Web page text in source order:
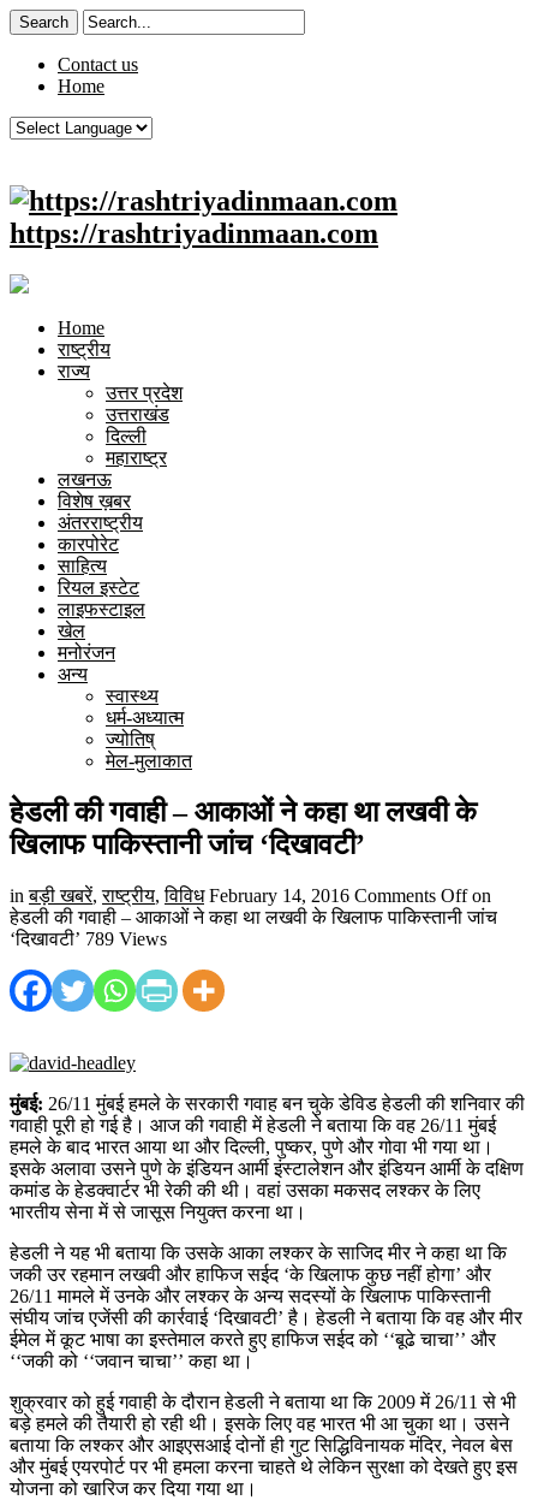
Contact us
Home
https://rashtriyadinmaan.com
Home
राष्ट्रीय
राज्य
उत्तर प्रदेश
उत्तराखंड
दिल्ली
महाराष्ट्र
लखनऊ
विशेष ख़बर
अंतरराष्ट्रीय
कारपोरेट
साहित्य
रियल इस्टेट
लाइफस्टाइल
खेल
मनोरंजन
अन्य
स्वास्थ्य
धर्म-अध्यात्म
ज्योतिष्
मेल-मुलाकात
हेडली की गवाही – आकाओं ने कहा था लखवी के
खिलाफ पाकिस्तानी जांच ‘दिखावटी’
inबड़ी खबरें,राष्ट्रीय,विविध February 14, 2016 Comments Offon
हेडली की गवाही – आकाओं ने कहा था लखवी के खिलाफ पाकिस्तानी जांच
‘दिखावटी’ 789 Views
मुंबई: 26/11 मुंबई हमले के सरकारी गवाह बन चुके डेविड हेडली की शनिवार की
गवाही पूरी हो गई है। आज की गवाही में हेडली ने बताया कि वह 26/11 मुंबई
हमले के बाद भारत आया था और दिल्ली, पुष्कर, पुणे और गोवा भी गया था।
इसके अलावा उसने पुणे के इंडियन आर्मी इंस्टालेशन और इंडियन आर्मी के दक्षिण
कमांड के हेडक्वार्टर भी रेकी की थी। वहां उसका मकसद लश्कर के लिए
भारतीय सेना में से जासूस नियुक्त करना था।
हेडली ने यह भी बताया कि उसके आका लश्कर के साजिद मीर ने कहा था कि
जकी उर रहमान लखवी और हाफिज सईद ‘के खिलाफ कुछ नहीं होगा’ और
26/11 मामले में उनके और लश्कर के अन्य सदस्यों के खिलाफ पाकिस्तानी
संघीय जांच एजेंसी की कार्रवाई ‘दिखावटी’ है। हेडली ने बताया कि वह और मीर
ईमेल में कूट भाषा का इस्तेमाल करते हुए हाफिज सईद को ‘‘बूढे चाचा’’ और
‘‘जकी को ‘‘जवान चाचा’’ कहा था।
शुक्रवार को हुई गवाही के दौरान हेडली ने बताया था कि 2009 में 26/11 से भी
बड़े हमले की तैयारी हो रही थी। इसके लिए वह भारत भी आ चुका था। उसने
बताया कि लश्कर और आइएसआई दोनों ही गुट सिद्धिविनायक मंदिर, नेवल बेस
और मुंबई एयरपोर्ट पर भी हमला करना चाहते थे लेकिन सुरक्षा को देखते हुए इस
योजना को खारिज कर दिया गया था।